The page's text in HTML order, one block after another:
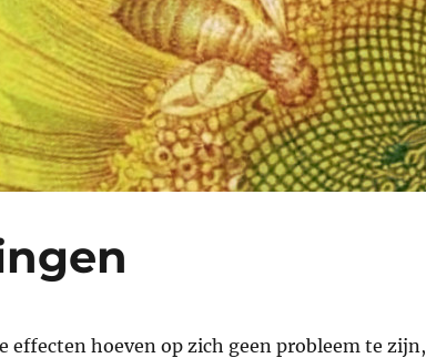
effecten hoeven op zich geen probleem te zijn,